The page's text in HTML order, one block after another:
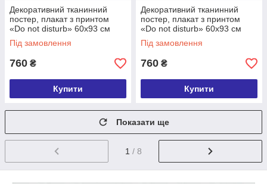
Декоративний тканинний
постер, плакат з принтом
«Do not disturb» 60х93 см
(TPSR_22S056)
Під замовлення
760 ₴
Купити
Декоративний тканинний
постер, плакат з принтом
«Do not disturb» 60х93 см
(TPSR_22S056)
Під замовлення
760 ₴
Купити
Показати ще
1 / 8